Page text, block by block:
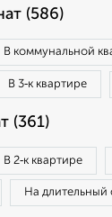
(586)
В коммунальной
В 3‑к квартире
(361)
В 2‑к квартире
На длительный